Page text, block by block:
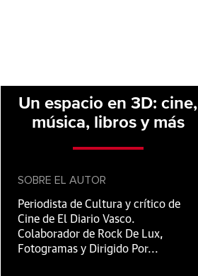
Un espacio en 3D: cine,
música, libros y más
SOBRE EL AUTOR
Periodista de Cultura y crítico de
Cine de El Diario Vasco.
Colaborador de Rock De Lux,
Fotogramas y Dirigido Por...